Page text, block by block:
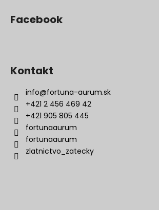
Facebook
Kontakt
info@fortuna-aurum.sk
+421 2 456 469 42
+421 905 805 445
fortunaaurum
fortunaaurum
zlatnictvo_zatecky